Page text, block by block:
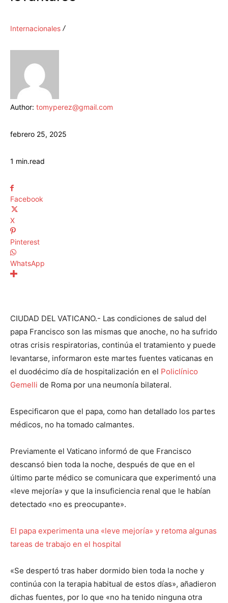
Internacionales
Author: tomyperez@gmail.com
febrero 25, 2025
1 min.read
Facebook
X
Pinterest
WhatsApp
CIUDAD DEL VATICANO.- Las condiciones de salud del
papa Francisco son las mismas que anoche, no ha sufrido
otras crisis respiratorias, continúa el tratamiento y puede
levantarse, informaron este martes fuentes vaticanas en
el duodécimo día de hospitalización en el Policlínico
Gemelli de Roma por una neumonía bilateral.
Especificaron que el papa, como han detallado los partes
médicos, no ha tomado calmantes.
Previamente el Vaticano informó de que Francisco
descansó bien toda la noche, después de que en el
último parte médico se comunicara que experimentó una
«leve mejoría» y que la insuficiencia renal que le habían
detectado «no es preocupante».
El papa experimenta una «leve mejoría» y retoma algunas
tareas de trabajo en el hospital
«Se despertó tras haber dormido bien toda la noche y
continúa con la terapia habitual de estos días», añadieron
dichas fuentes, por lo que «no ha tenido ninguna otra